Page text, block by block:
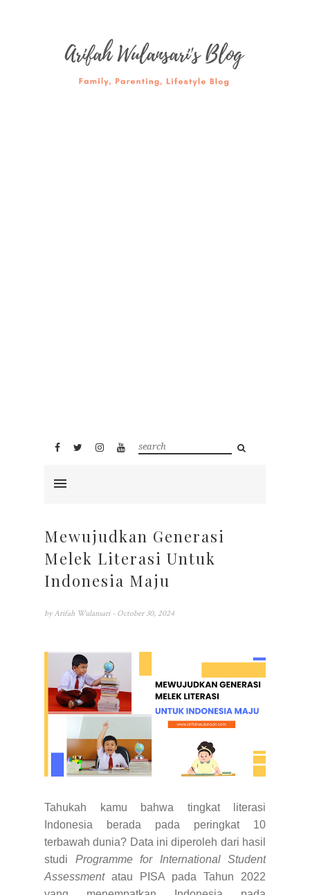
Mewujudkan Generasi
Melek Literasi Untuk
Indonesia Maju
by Arifah Wulansari - October 30, 2024
Tahukah kamu bahwa tingkat literasi
Indonesia berada pada peringkat 10
terbawah dunia? Data ini diperoleh dari hasil
studi Programme for International Student
Assessmentatau PISA pada Tahun 2022